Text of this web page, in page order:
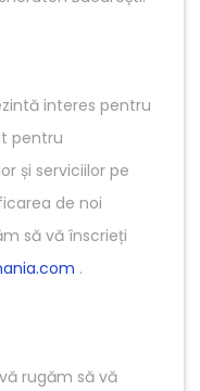
interes pentru
pentru
și serviciilor pe
de noi
să vă înscrieți
.
rugăm să vă